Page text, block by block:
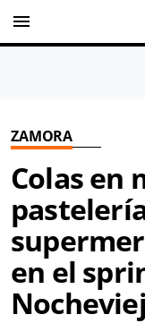
menu
ZAMORA
Colas en
en el